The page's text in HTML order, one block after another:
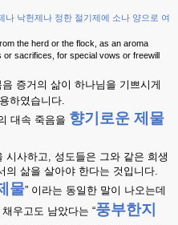
나 낙헌제나 정한 절기제에 소나 양으로 여
the herd or the flock, as an aroma
sacrifices, for special vows or freewill
음 증거의 삶이 하나님을 기쁘시게
하였습니다.
대속 죽음을 향기로운 제물
시사하고, 성도들은 그와 같은 희생
의 삶을 살아야 한다는 것입니다.
물” 이라는 동일한 말이 나오는데
채우고도 남았다는 “풍부한지